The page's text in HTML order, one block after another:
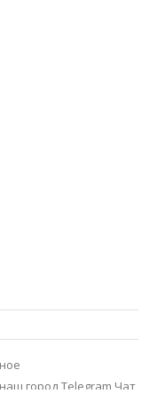
город Telegram Чат